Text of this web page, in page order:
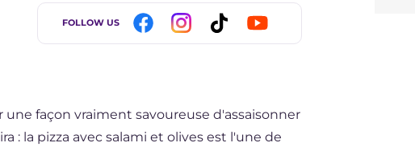
FOLLOW US
façon vraiment savoureuse d'assaisonner
: la pizza avec salami et olives est l'une de